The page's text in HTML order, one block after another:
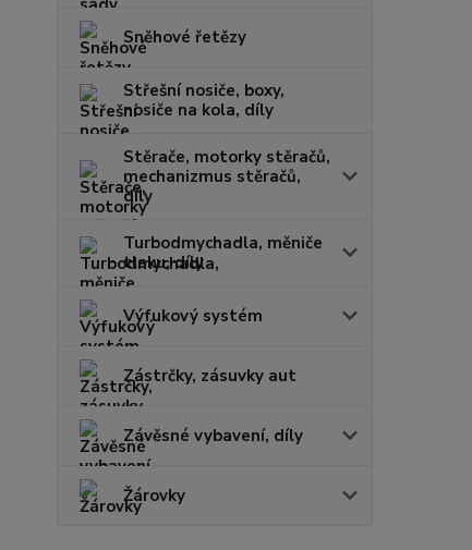
Sněhové řetězy
Střešní nosiče, boxy,
nosiče na kola, díly
Stěrače, motorky stěračů,
mechanizmus stěračů,
díly
Turbodmychadla, měniče
tlaku, díly
Výfukový systém
Zástrčky, zásuvky aut
Závěsné vybavení, díly
Žárovky